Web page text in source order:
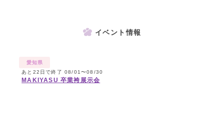
イベント情報
愛知県
あと22日で終了 08/01〜08/30
MAKIYASU 卒業袴展示会